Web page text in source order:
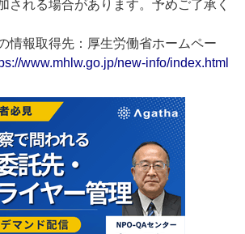
される場合があります。予めご了承く
情報取得先：厚生労働省ホームペー
www.mhlw.go.jp/new-info/index.html